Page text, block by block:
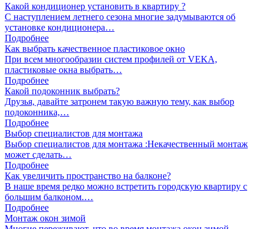
Какой кондиционер установить в квартиру ?
С наступлением летнего сезона многие задумываются об
установке кондиционера…
Подробнее
Как выбрать качественное пластиковое окно
При всем многообразии систем профилей от VEKA,
пластиковые окна выбрать…
Подробнее
Какой подоконник выбрать?
Друзья, давайте затронем такую важную тему, как выбор
подоконника,…
Подробнее
Выбор специалистов для монтажа
Выбор специалистов для монтажа :Некачественный монтаж
может сделать…
Подробнее
Как увеличить пространство на балконе?
В наше время редко можно встретить городскую квартиру с
большим балконом.…
Подробнее
Монтаж окон зимой